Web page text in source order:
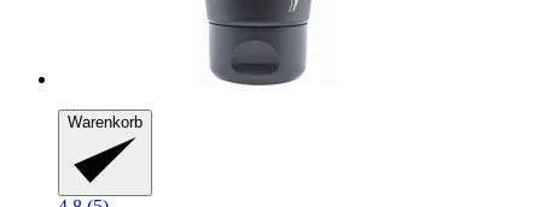
Warenkorb